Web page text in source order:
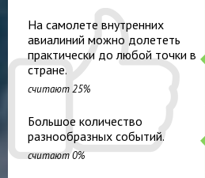
На самолете внутренних
авиалиний можно долететь
практически до любой точки в
стране.
считают 25%
Большое количество
разнообразных событий.
считают 0%